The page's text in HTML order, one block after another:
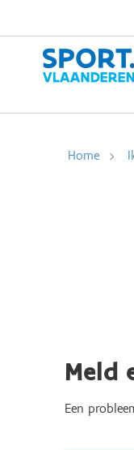
Home
Meld
Een